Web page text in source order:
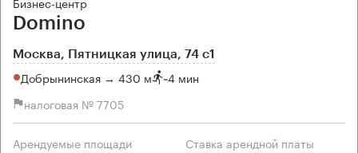
Domino
Москва, Пятницкая улица, 74 с1
Добрынинская → 430 м ~4 мин
налоговая № 7705
Арендуемые площади Ставка арендной платы